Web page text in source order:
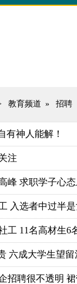
教育频道 » 招聘
有神人能解！
注
峰 求职学子心
入选者中过半
工 11名高材生6
六成大学生望
招聘很不透明